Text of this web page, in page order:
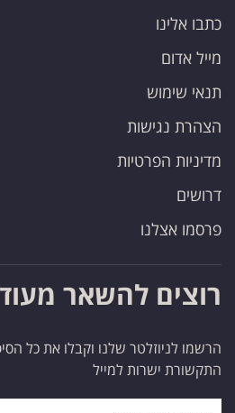
כתבו אלינו
מייל אדום
תנאי שימוש
הצהרת נגישות
מדיניות הפרטיות
דרושים
פרסמו אצלנו
רוצים להשאר
הרשמו לניוזלטר שלנו וקבלו את כל
התקשורת ישרות למייל